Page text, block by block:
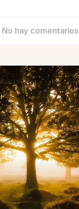
No hay comentarios